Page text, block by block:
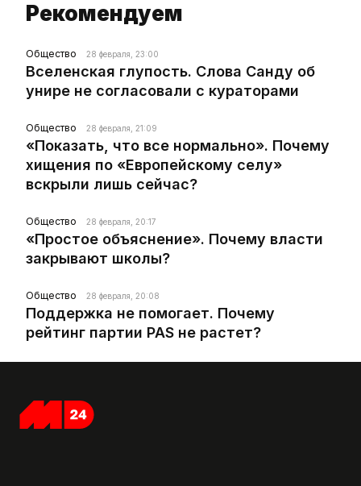
Рекомендуем
Общество 28 февраля, 23:00
Вселенская глупость. Слова Санду об
унире не согласовали с кураторами
Общество 28 февраля, 21:09
«Показать, что все нормально». Почему
хищения по «Европейскому селу»
вскрыли лишь сейчас?
Общество 28 февраля, 20:17
«Простое объяснение». Почему власти
закрывают школы?
Общество 28 февраля, 20:08
Поддержка не помогает. Почему
рейтинг партии PAS не растет?